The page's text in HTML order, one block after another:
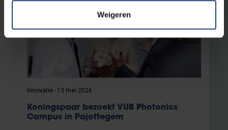
Weigeren
Innovatie 13 mei 2026
Koningspaar bezoekt VUB Photonics
Campus in Pajottegem